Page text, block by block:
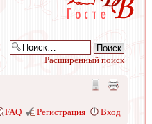
Расширенный поиск
FAQ Регистрация Вход